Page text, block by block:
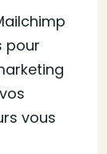
pour
vous